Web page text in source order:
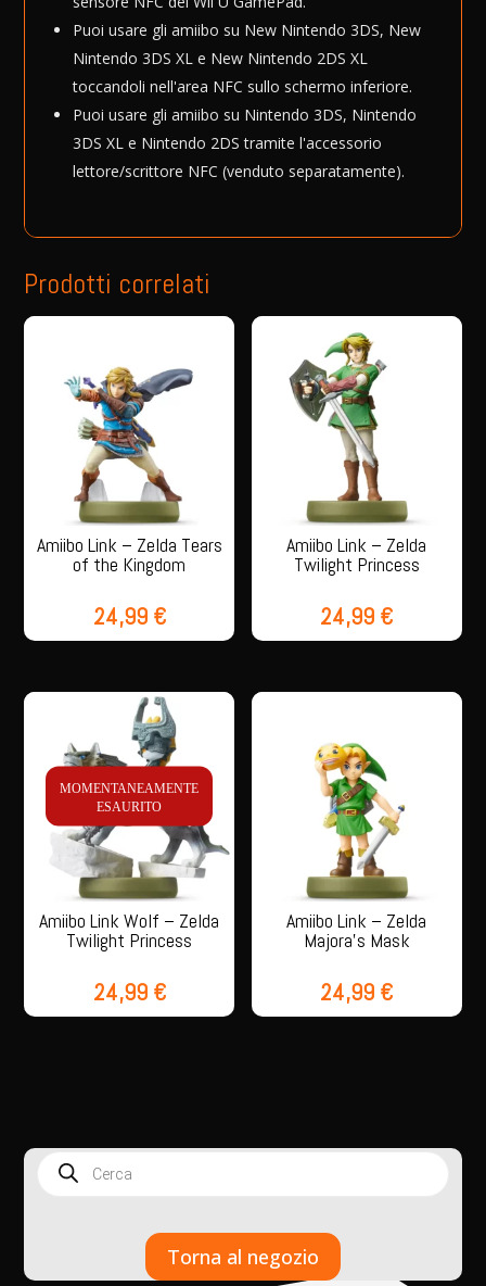
Puoi usare gli amiibo su New Nintendo 3DS, New
Nintendo 3DS XL e New Nintendo 2DS XL
toccandoli nell'area NFC sullo schermo inferiore.
Puoi usare gli amiibo su Nintendo 3DS, Nintendo
3DS XL e Nintendo 2DS tramite l'accessorio
lettore/scrittore NFC (venduto separatamente).
Prodotti correlati
Amiibo Link – Zelda Tears
of the Kingdom
24,99 €
Amiibo Link – Zelda
Twilight Princess
24,99 €
MOMENTANEAMENTE
ESAURITO
Amiibo Link Wolf – Zelda
Twilight Princess
24,99 €
Amiibo Link – Zelda
Majora’s Mask
24,99 €
search
Torna al negozio